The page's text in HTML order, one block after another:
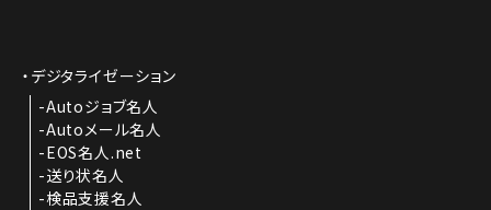
デジタライゼーション
Autoジョブ名人
Autoメール名人
EOS名人.net
送り状名人
検品支援名人